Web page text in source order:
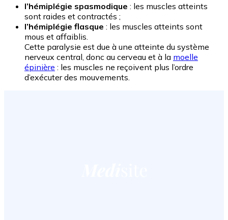
l’hémiplégie spasmodique : les muscles atteints
sont raides et contractés ;
l’hémiplégie flasque : les muscles atteints sont
mous et affaiblis.
Cette paralysie est due à une atteinte du système
nerveux central, donc au cerveau et à la moelle
épinière : les muscles ne reçoivent plus l’ordre
d’exécuter des mouvements.